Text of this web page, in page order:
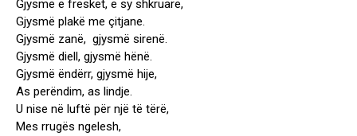
Gjysmë e freskët, e sy shkruarë,
Gjysmë plakë me çitjane.
Gjysmë zanë, gjysmë sirenë.
Gjysmë diell, gjysmë hënë.
Gjysmë ëndërr, gjysmë hije,
As perëndim, as lindje.
U nise në luftë për një të tërë,
Mes rrugës ngelesh,